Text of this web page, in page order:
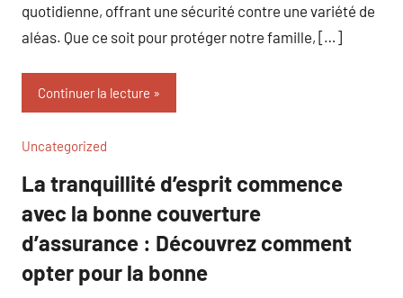
quotidienne, offrant une sécurité contre une variété de
aléas. Que ce soit pour protéger notre famille, […]
Continuer la lecture
Uncategorized
La tranquillité d’esprit commence
avec la bonne couverture
d’assurance : Découvrez comment
opter pour la bonne